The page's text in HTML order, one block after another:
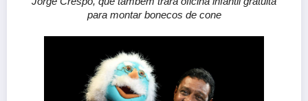
para montar bonecos de cone